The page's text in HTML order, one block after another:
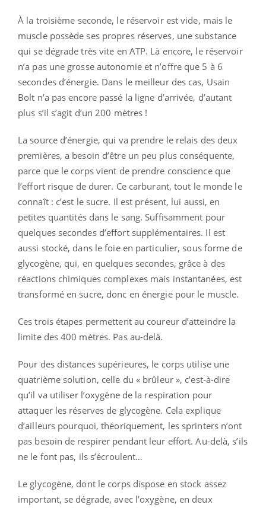
À la troisième seconde, le réservoir est vide, mais le
muscle possède ses propres réserves, une substance
qui se dégrade très vite en ATP. Là encore, le réservoir
n’a pas une grosse autonomie et n’offre que 5 à 6
secondes d’énergie. Dans le meilleur des cas, Usain
Bolt n’a pas encore passé la ligne d’arrivée, d’autant
plus s’il s’agit d’un 200 mètres !
La source d’énergie, qui va prendre le relais des deux
premières, a besoin d’être un peu plus conséquente,
parce que le corps vient de prendre conscience que
l’effort risque de durer. Ce carburant, tout le monde le
connaît : c’est le sucre. Il est présent, lui aussi, en
petites quantités dans le sang. Suffisamment pour
quelques secondes d’effort supplémentaires. Il est
aussi stocké, dans le foie en particulier, sous forme de
glycogène, qui, en quelques secondes, grâce à des
réactions chimiques complexes mais instantanées, est
transformé en sucre, donc en énergie pour le muscle.
Ces trois étapes permettent au coureur d’atteindre la
limite des 400 mètres. Pas au-delà.
Pour des distances supérieures, le corps utilise une
quatrième solution, celle du « brûleur », c’est-à-dire
qu’il va utiliser l’oxygène de la respiration pour
attaquer les réserves de glycogène. Cela explique
d’ailleurs pourquoi, théoriquement, les sprinters n’ont
pas besoin de respirer pendant leur effort. Au-delà, s’ils
ne le font pas, ils s’écroulent…
Le glycogène, dont le corps dispose en stock assez
important, se dégrade, avec l’oxygène, en deux